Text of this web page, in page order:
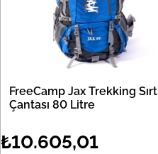
FreeCamp Jax Trekking Sırt
Çantası 80 Litre
₺10.605,01